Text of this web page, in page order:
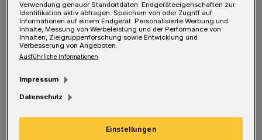
Foto: Christoph Petersen
Als die Einsatzkräfte eintrafen, stellte sich
heraus, dass es auf einer an den Treppenraum
grenzenden Toilette im Erdgeschoss brannte.
Da ein Mieter seine Nachbarn rechtzeitig
Verwendung genauer Standortdaten. Endgeräteeigenschaften zur
Identifikation aktiv abfragen. Speichern von oder Zugriff auf
Informationen auf einem Endgerät. Personalisierte Werbung und
Inhalte, Messung von Werbeleistung und der Performance von
Inhalten, Zielgruppenforschung sowie Entwicklung und
Verbesserung von Angeboten.
Ausführliche Informationen
Impressum
Datenschutz
Einstellungen